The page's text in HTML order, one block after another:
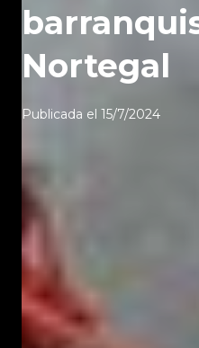
Nortegal
Publicada el 15/7/2024